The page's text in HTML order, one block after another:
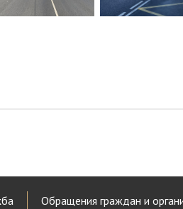
Обращения граждан и